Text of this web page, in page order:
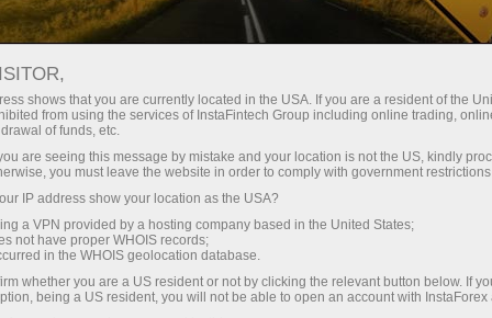
З InstaForex ви отримуєте доступ
можливостей: кредитне плече до
1:5000, одні з найкращих
спредів та комісій на ринку, а
також привабливі умови для
торгівлі акціями та індексами
Мінімальні спреди - максимум
Бонус 30% на кожен депозит
Швидкість
у трейдингу і на трасі
shows that you are currently located in the USA. If you are a resident of the
from using the services of InstaFintech Group including online trading,
of funds, etc.
are seeing this message by mistake and your location is not the US, kindly
you must leave the website in order to comply with government
IP address show your location as the USA?
a VPN provided by a hosting company based in the United States;
not have proper WHOIS records;
in the WHOIS geolocation database.
whether you are a US resident or not by clicking the relevant button below. If
being a US resident, you will not be able to open an account with InstaForex